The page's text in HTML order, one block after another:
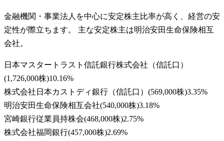
金融機関・事業法人を中心に安定株主比率が高く、経営の安
定性が際立ちます。 主な安定株主は明治安田生命保険相互
会社。
日本マスタートラスト信託銀行株式会社（信託口）
(1,726,000株)10.16%
株式会社日本カストディ銀行（信託口） (569,000株)3.35%
明治安田生命保険相互会社(540,000株)3.18%
宮崎銀行従業員持株会(468,000株)2.75%
株式会社福岡銀行(457,000株)2.69%